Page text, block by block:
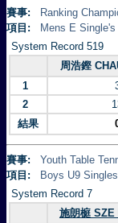
賽事:
Ranking
項目:
Mens E Single's
System Record 519
周浩鏗
1
2
結果
賽事:
Youth Table
項目:
Boys U9
System Record 7
施朗榳 SZE